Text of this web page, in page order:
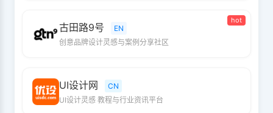
hot
古田路9号
EN
创意品牌设计灵感与案例分享社区
UI设计网
CN
UI设计灵感 教程与行业资讯平台